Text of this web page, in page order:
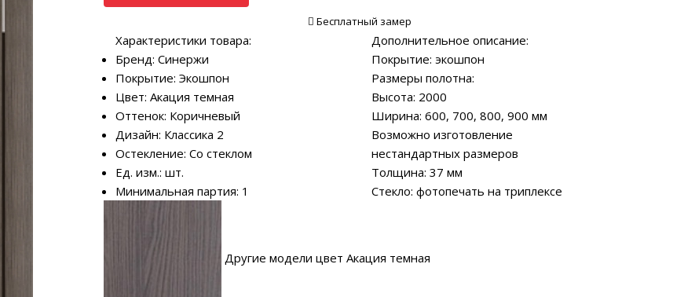
Бесплатный замер
Характеристики товара:
Бренд: Синержи
Покрытие: Экошпон
Цвет: Акация темная
Оттенок: Коричневый
Дизайн: Классика 2
Остекление: Со стеклом
Ед. изм.: шт.
Минимальная партия: 1
Дополнительное описание:
Покрытие: экошпон
Размеры полотна:
Высота: 2000
Ширина: 600, 700, 800, 900 мм
Возможно изготовление
нестандартных размеров
Толщина: 37 мм
Стекло: фотопечать на триплексе
Другие модели цвет Акация темная